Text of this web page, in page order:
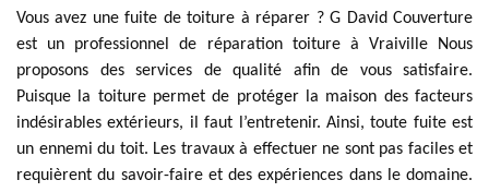
Vous avez une fuite de toiture à réparer ? G David Couverture
est un professionnel de réparation toiture à Vraiville Nous
proposons des services de qualité afin de vous satisfaire.
Puisque la toiture permet de protéger la maison des facteurs
indésirables extérieurs, il faut l’entretenir. Ainsi, toute fuite est
un ennemi du toit. Les travaux à effectuer ne sont pas faciles et
requièrent du savoir-faire et des expériences dans le domaine.